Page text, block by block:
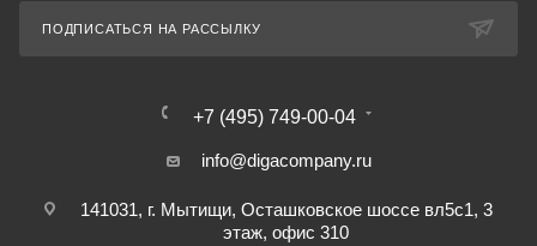
ПОДПИСАТЬСЯ НА РАССЫЛКУ
+7 (495) 749-00-04
info@digacompany.ru
141031, г. Мытищи, Осташковское шоссе вл5с1, 3
этаж, офис 310